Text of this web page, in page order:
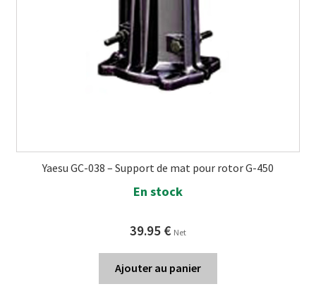
Yaesu GC-038 – Support de mat pour rotor G-450
En stock
39.95 € Net
Ajouter au panier